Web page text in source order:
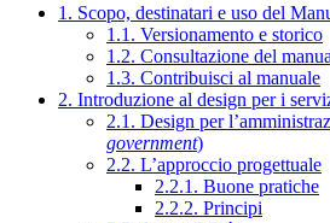
1. Scopo, destinatari e uso del
1.1. Versionamento e storico
1.2. Consultazione del
1.3. Contribuisci al manuale
2. Introduzione al design per i
2.1. Design per
government)
2.2. L’approccio progettuale
2.2.1. Buone pratiche
2.2.2. Principi